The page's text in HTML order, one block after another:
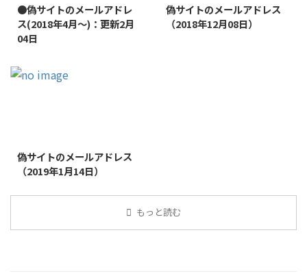
●偽サイトのメールアドレ
ス(2018年4月～)：更新2月
04日
偽サイトのメールアドレス
（2018年12月08日）
偽サイトのメールアドレス
（2019年1月14日）
もっと読む